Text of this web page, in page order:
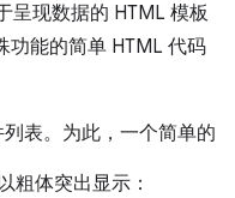
呈现数据的 HTML 模板
功能的简单 HTML 代码
表。为此，一个简单的
粗体突出显示：